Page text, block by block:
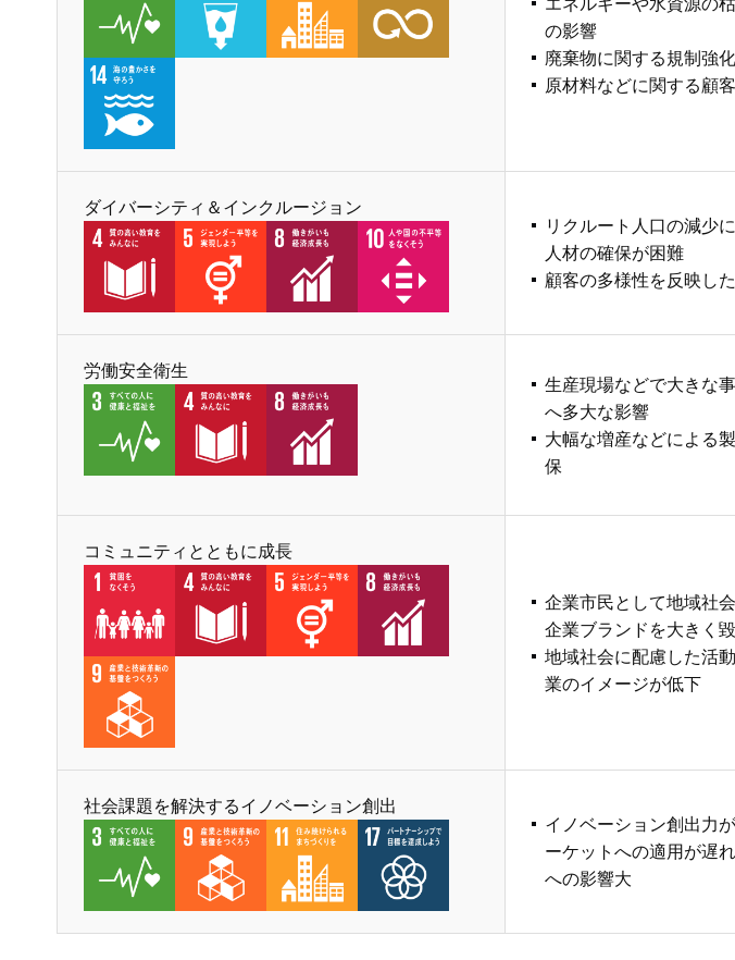
の影響
廃棄物に関する規制強
原材料などに関する顧
ダイバーシティ＆インクルージョン
リクルート人口の減少
人材の確保が困難
顧客の多様性を反映し
労働安全衛生
生産現場などで大きな
へ多大な影響
大幅な増産などによる
保
コミュニティとともに成長
企業市民として地域社
企業ブランドを大きく
地域社会に配慮した活
業のイメージが低下
社会課題を解決するイノベーション創出
イノベーション創出力
ーケットへの適用が遅
への影響大